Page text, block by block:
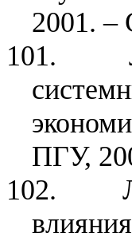
2001. –
101.
ПГУ,
102.